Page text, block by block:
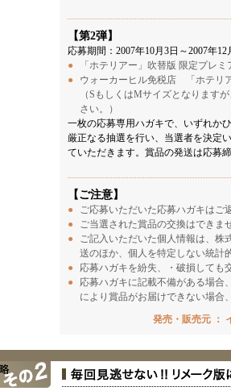
【第2弾】
応募期間：2007年10月3日～2007年12
●
「ホテリアー」吹替版 限定プレ
●
ウォーカーヒル免税店 「ホテリ
（SもしくはMサイズとなります
さい。）
一枚の応募専用ハガキで、いずれか
厳正なる抽選を行い、当選者を決定
ていただきます。賞品の発送は応募
【ご注意】
●
ご応募いただいた応募ハガキはご
●
ご当選された賞品の交換はできま
●
ご記入いただいた個人情報は、株
送のほか、個人を特定しない統計
●
応募ハガキを紛失、・破損しても
●
応募ハガキに記載不備がある場合
により賞品がお届けできない場合
発売・販売元 ：